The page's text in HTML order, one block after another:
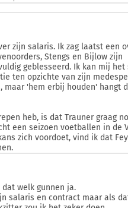
zijn salaris. Ik zag laatst een
Stengs en Bijlow zijn
geblesseerd. Ik kan mij het
ten opzichte van zijn
maar 'hem erbij houden' hangt
heb, is dat Trauner graag
een seizoen voetballen in de
zich voordoet, vind ik dat
welk gunnen ja.
salaris en contract maar als